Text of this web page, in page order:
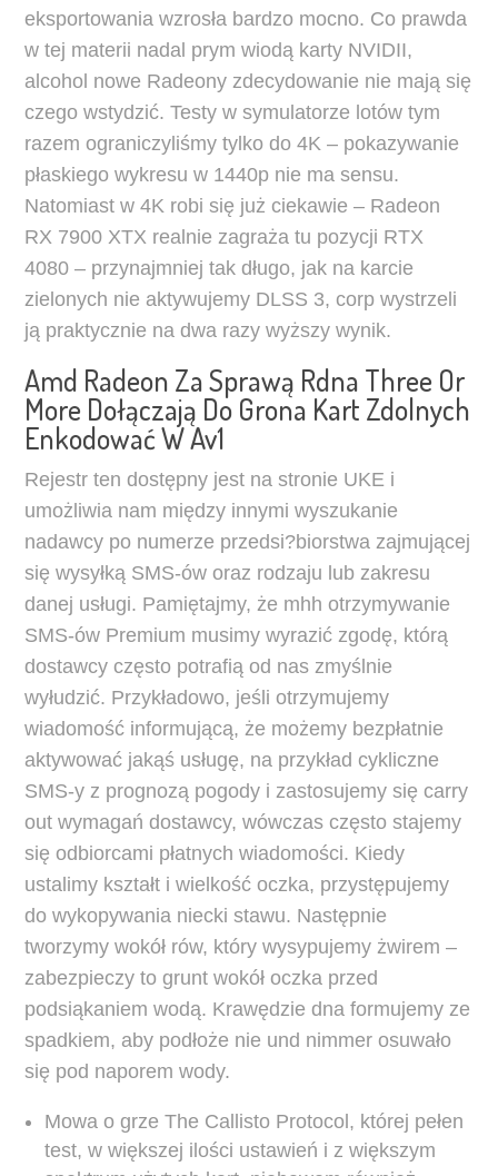
eksportowania wzrosła bardzo mocno. Co prawda
w tej materii nadal prym wiodą karty NVIDII,
alcohol nowe Radeony zdecydowanie nie mają się
czego wstydzić. Testy w symulatorze lotów tym
razem ograniczyliśmy tylko do 4K – pokazywanie
płaskiego wykresu w 1440p nie ma sensu.
Natomiast w 4K robi się już ciekawie – Radeon
RX 7900 XTX realnie zagraża tu pozycji RTX
4080 – przynajmniej tak długo, jak na karcie
zielonych nie aktywujemy DLSS 3, corp wystrzeli
ją praktycznie na dwa razy wyższy wynik.
Amd Radeon Za Sprawą Rdna Three Or
More Dołączają Do Grona Kart Zdolnych
Enkodować W Av1
Rejestr ten dostępny jest na stronie UKE i
umożliwia nam między innymi wyszukanie
nadawcy po numerze przedsi?biorstwa zajmującej
się wysyłką SMS-ów oraz rodzaju lub zakresu
danej usługi. Pamiętajmy, że mhh otrzymywanie
SMS-ów Premium musimy wyrazić zgodę, którą
dostawcy często potrafią od nas zmyślnie
wyłudzić. Przykładowo, jeśli otrzymujemy
wiadomość informującą, że możemy bezpłatnie
aktywować jakąś usługę, na przykład cykliczne
SMS-y z prognozą pogody i zastosujemy się carry
out wymagań dostawcy, wówczas często stajemy
się odbiorcami płatnych wiadomości. Kiedy
ustalimy kształt i wielkość oczka, przystępujemy
do wykopywania niecki stawu. Następnie
tworzymy wokół rów, który wysypujemy żwirem –
zabezpieczy to grunt wokół oczka przed
podsiąkaniem wodą. Krawędzie dna formujemy ze
spadkiem, aby podłoże nie und nimmer osuwało
się pod naporem wody.
Mowa o grze The Callisto Protocol, której pełen
test, w większej ilości ustawień i z większym